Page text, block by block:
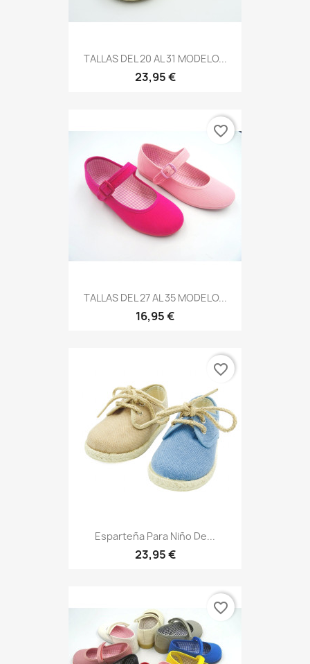
TALLAS DEL 20 AL 31 MODELO...
23,95 €
TALLAS DEL 27 AL 35 MODELO...
16,95 €
favorite_border
Esparteña Para Niño De...
23,95 €
favorite_border
favorite_border